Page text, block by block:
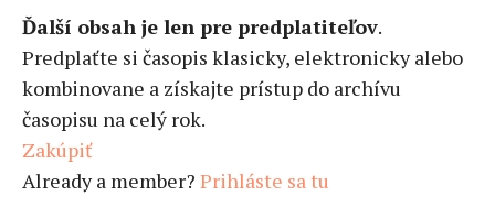
Ďalší obsah je len pre predplatiteľov.
Predplaťte si časopis klasicky, elektronicky alebo
kombinovane a získajte prístup do archívu
časopisu na celý rok.
Zakúpiť
Already a member? Prihláste sa tu